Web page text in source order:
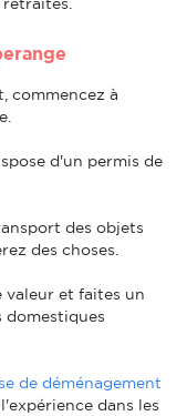
commencez à
d'un permis de
des objets
des choses.
valeur et faites un
domestiques
de déménagement
dans les